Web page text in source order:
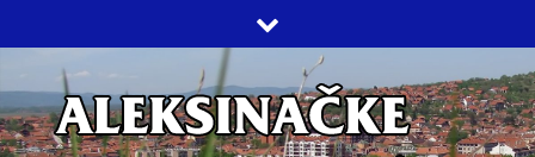
to
content